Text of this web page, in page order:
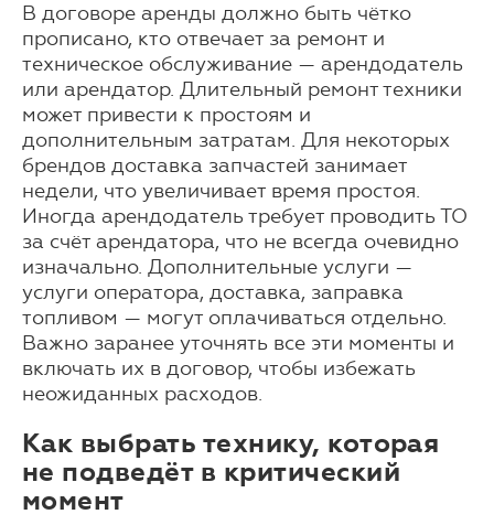
В договоре аренды должно быть чётко
прописано, кто отвечает за ремонт и
техническое обслуживание — арендодатель
или арендатор. Длительный ремонт техники
может привести к простоям и
дополнительным затратам. Для некоторых
брендов доставка запчастей занимает
недели, что увеличивает время простоя.
Иногда арендодатель требует проводить ТО
за счёт арендатора, что не всегда очевидно
изначально. Дополнительные услуги —
услуги оператора, доставка, заправка
топливом — могут оплачиваться отдельно.
Важно заранее уточнять все эти моменты и
включать их в договор, чтобы избежать
неожиданных расходов.
Как выбрать технику, которая
не подведёт в критический
момент